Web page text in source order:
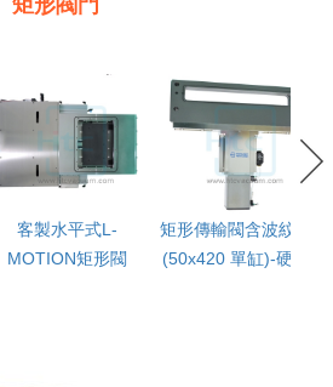
矩形閥門
客製水平式L-
MOTION矩形閥
矩形傳輸閥含波紋管
(50x420 單缸)-硬陽